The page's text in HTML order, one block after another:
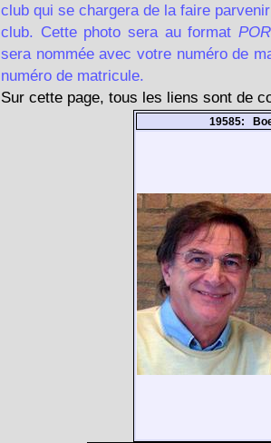
club qui se chargera de la faire
club. Cette photo sera au format
sera nommée avec votre numéro de
numéro de matricule.
Sur cette page, tous les liens sont de
19585: